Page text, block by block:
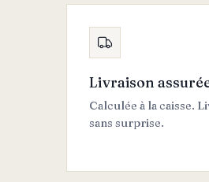
Livraison
Calculée à la caisse.
sans surprise.